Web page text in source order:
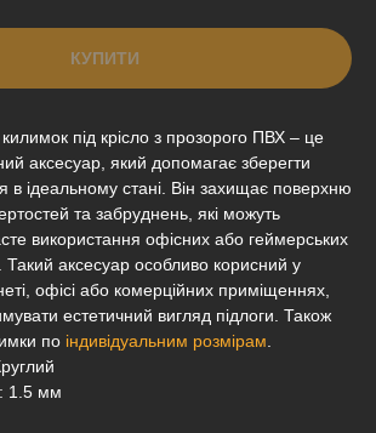
КУПИТИ
під крісло з прозорого ПВХ – це
аксесуар, який допомагає зберегти
в ідеальному стані. Він захищає поверхню
та забруднень, які можуть
використання офісних або геймерських
Такий аксесуар особливо корисний у
офісі або комерційних приміщеннях,
естетичний вигляд підлоги. Також
по індивідуальним розмірам.
1.5 мм